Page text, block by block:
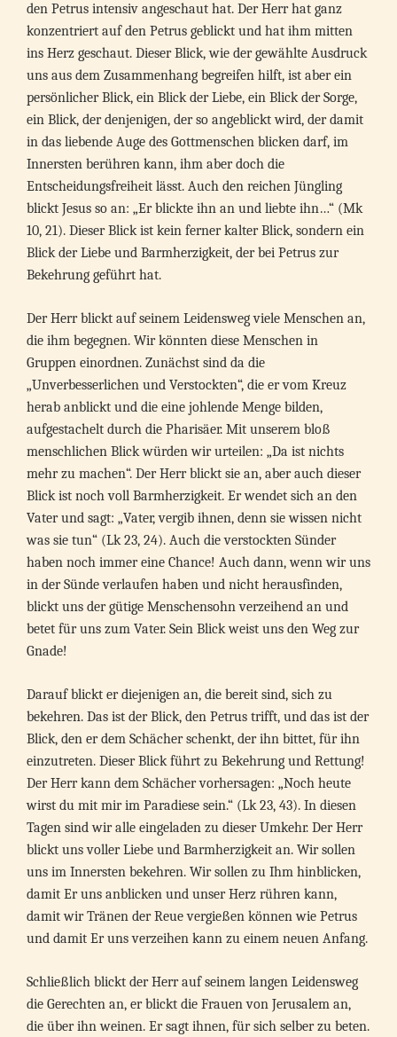
den Petrus intensiv angeschaut hat. Der Herr hat ganz
konzentriert auf den Petrus geblickt und hat ihm mitten
ins Herz geschaut. Dieser Blick, wie der gewählte Ausdruck
uns aus dem Zusammenhang begreifen hilft, ist aber ein
persönlicher Blick, ein Blick der Liebe, ein Blick der Sorge,
ein Blick, der denjenigen, der so angeblickt wird, der damit
in das liebende Auge des Gottmenschen blicken darf, im
Innersten berühren kann, ihm aber doch die
Entscheidungsfreiheit lässt. Auch den reichen Jüngling
blickt Jesus so an: „Er blickte ihn an und liebte ihn…“ (Mk
10, 21). Dieser Blick ist kein ferner kalter Blick, sondern ein
Blick der Liebe und Barmherzigkeit, der bei Petrus zur
Bekehrung geführt hat.
Der Herr blickt auf seinem Leidensweg viele Menschen an,
die ihm begegnen. Wir könnten diese Menschen in
Gruppen einordnen. Zunächst sind da die
„Unverbesserlichen und Verstockten“, die er vom Kreuz
herab anblickt und die eine johlende Menge bilden,
aufgestachelt durch die Pharisäer. Mit unserem bloß
menschlichen Blick würden wir urteilen: „Da ist nichts
mehr zu machen“. Der Herr blickt sie an, aber auch dieser
Blick ist noch voll Barmherzigkeit. Er wendet sich an den
Vater und sagt: „Vater, vergib ihnen, denn sie wissen nicht
was sie tun“ (Lk 23, 24). Auch die verstockten Sünder
haben noch immer eine Chance! Auch dann, wenn wir uns
in der Sünde verlaufen haben und nicht herausfinden,
blickt uns der gütige Menschensohn verzeihend an und
betet für uns zum Vater. Sein Blick weist uns den Weg zur
Gnade!
Darauf blickt er diejenigen an, die bereit sind, sich zu
bekehren. Das ist der Blick, den Petrus trifft, und das ist der
Blick, den er dem Schächer schenkt, der ihn bittet, für ihn
einzutreten. Dieser Blick führt zu Bekehrung und Rettung!
Der Herr kann dem Schächer vorhersagen: „Noch heute
wirst du mit mir im Paradiese sein.“ (Lk 23, 43). In diesen
Tagen sind wir alle eingeladen zu dieser Umkehr. Der Herr
blickt uns voller Liebe und Barmherzigkeit an. Wir sollen
uns im Innersten bekehren. Wir sollen zu Ihm hinblicken,
damit Er uns anblicken und unser Herz rühren kann,
damit wir Tränen der Reue vergießen können wie Petrus
und damit Er uns verzeihen kann zu einem neuen Anfang.
Schließlich blickt der Herr auf seinem langen Leidensweg
die Gerechten an, er blickt die Frauen von Jerusalem an,
die über ihn weinen. Er sagt ihnen, für sich selber zu beten.